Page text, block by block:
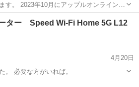
ンラインシ
像のとおり、 ①本体右側面に小さな傷が
トラップを付けていたことによる擦過痕
ター Speed Wi-Fi Home 5G L12
4月20日
。 必要な方がいれば。